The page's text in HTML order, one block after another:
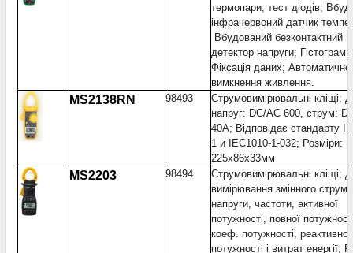
термопари, тест діодів;
інфрачервоний датчик
Вбудований безконтактний
детектор напруги; Гістограм;
Фіксація даних; Автоматичне
вимкнення живлення.
MS2138RN 98493
Струмовимірювальні кліщі;
напруг: DC/AC 600, струм:
40A; Відповідає стандарту
1 и IEC1010-1-032; Розміри:
225х86х33мм
MS2203 98494
Струмовимірювальні кліщі;
вимірювання змінного струму
напруги, частоти, активної
потужності, повної
коеф. потужності, реактивної
потужності і витрат енергії;